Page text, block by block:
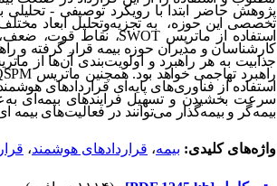
پژوهش حاضر ابتدا با رویکرد توصیفی -
تخصصی این حوزه، به تجزیه‌وتحلیل ابعاد
استفاده از ماتریسSWOT
کارشناسان و مدیران حوزه بیمه قرار گرفته و
جذابیت به هر راهبرد و اولویت‌بندی آن‌ها از
راهبرد تهاجمی خواهد بود. همچنین ماتریس
استفاده از فناوری‌های پایه‌ای قراردادهای
سرعت بخشیدن و تسهیل فرایندهای بیمه‌ای
بیمه‌گر و بیمه‌گذار می‌توانند در فعالیت‌های بیمه
واژه‌های کلیدی: بیمه، قراردادهای هوشمند،